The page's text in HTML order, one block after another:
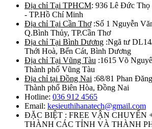
Địa chỉ Tại TPHCM: 936 Lê Đức Thọ
- TP.Hồ Chí Minh
Địa chỉ Tại Cần Thơ:Số 1 Nguyễn
Q.Bình Thủy, TP.Cần Thơ
Địa chỉ Tại Bình Dương :Ngã tư
Thới Hoà, Bến Cát, Bình Dương
Địa chỉ Tại Vũng Tàu :1615 Võ
Thành phố Vũng Tàu
Địa chỉ tại Đồng Nai :68/81 Phan
Thành phố Biên Hòa, Đồng Nai
Hotline: 036 912 4565
Email: kesieuthihanatech@gmail.com
ĐẶC BIỆT : FREE VẬN CHUYỂN
THÀNH CÁC TỈNH VÀ THÀNH